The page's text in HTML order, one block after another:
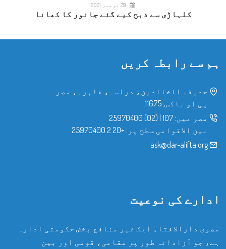
کلہاڑی سے ذبح کیے گئے جانور کا کھانا
ہم سے رابطہ کریں
حدیقۃ الخالدین، دراسہ، قاہرہ، مصر
پی او باکس: 11675
مصر میں:107
|
(02) 25970400
ادارے کی نوعیت